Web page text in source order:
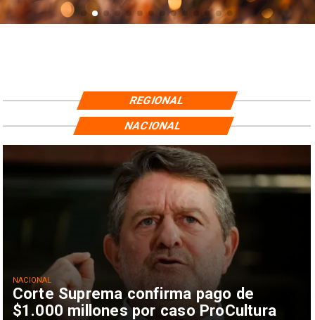
REGIONAL
Corte Suprema confirma pago de
$1.000 millones por caso ProCultura
NACIONAL
NACIONAL